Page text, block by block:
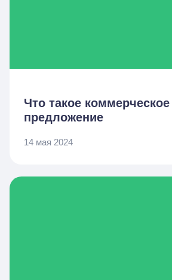
Что такое коммерческое
предложение
14 мая 2024